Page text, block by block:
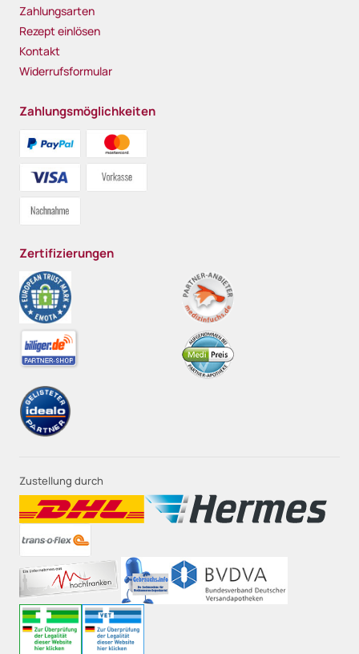
Zahlungsarten
Rezept einlösen
Kontakt
Widerrufsformular
Zahlungsmöglichkeiten
Zertifizierungen
Zustellung durch